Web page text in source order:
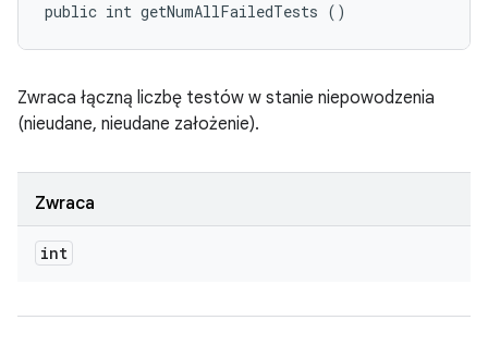
public int getNumAllFailedTests ()
Zwraca łączną liczbę testów w stanie niepowodzenia
(nieudane, nieudane założenie).
Zwraca
int